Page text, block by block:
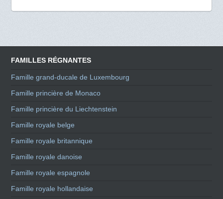
FAMILLES RÉGNANTES
Famille grand-ducale de Luxembourg
Famille princière de Monaco
Famille princière du Liechtenstein
Famille royale belge
Famille royale britannique
Famille royale danoise
Famille royale espagnole
Famille royale hollandaise